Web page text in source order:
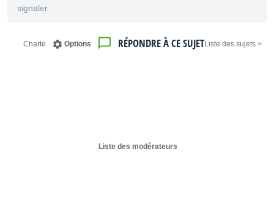
signaler
< Liste des sujets
RÉPONDRE À CE SUJET
Options
Charte
Liste des modérateurs